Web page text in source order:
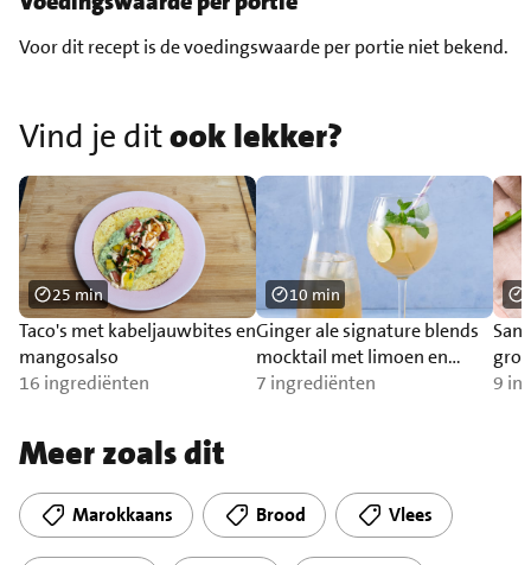
Voor dit recept is de voedingswaarde per portie niet bekend.
Vind je ditook lekker?
Taco's met kabeljauwbites en
mangosalso
16 ingrediënten
25 min
Ginger ale signature blends
mocktail met limoen en
munt
7 ingrediënten
10 min
9
Meer zoals dit
Marokkaans Brood Vlees